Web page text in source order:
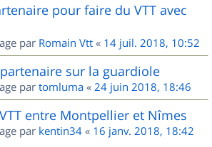
pour faire du VTT avec
par Romain Vtt « 14 juil. 2018, 10:52
sur la guardiole
par tomluma « 24 juin 2018, 18:46
entre Montpellier et Nîmes
par kentin34 « 16 janv. 2018, 18:42